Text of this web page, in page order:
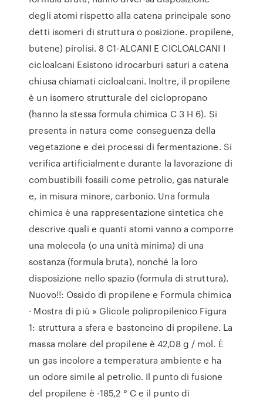
degli atomi rispetto alla catena principale sono
detti isomeri di struttura o posizione. propilene,
butene) pirolisi. 8 C1-ALCANI E CICLOALCANI I
cicloalcani Esistono idrocarburi saturi a catena
chiusa chiamati cicloalcani. Inoltre, il propilene
è un isomero strutturale del ciclopropano
(hanno la stessa formula chimica C 3 H 6). Si
presenta in natura come conseguenza della
vegetazione e dei processi di fermentazione. Si
verifica artificialmente durante la lavorazione di
combustibili fossili come petrolio, gas naturale
e, in misura minore, carbonio. Una formula
chimica è una rappresentazione sintetica che
descrive quali e quanti atomi vanno a comporre
una molecola (o una unità minima) di una
sostanza (formula bruta), nonché la loro
disposizione nello spazio (formula di struttura).
Nuovo!!: Ossido di propilene e Formula chimica
· Mostra di più » Glicole polipropilenico Figura
1: struttura a sfera e bastoncino di propilene. La
massa molare del propilene è 42,08 g / mol. È
un gas incolore a temperatura ambiente e ha
un odore simile al petrolio. Il punto di fusione
del propilene è -185,2 ° C e il punto di